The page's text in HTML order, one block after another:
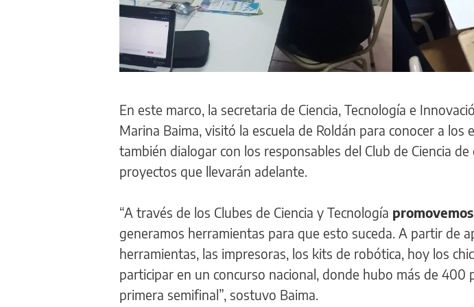
En este marco, la secretaria de Ciencia, Tecnología e
Marina Baima, visitó la escuela de Roldán para conocer a los
también dialogar con los responsables del Club de Ciencia
proyectos que llevarán adelante.
“A través de los Clubes de Ciencia y Tecnología
generamos herramientas para que esto suceda. A partir de
herramientas, las impresoras, los kits de robótica, hoy los
participar en un concurso nacional, donde hubo más de 400
primera semifinal”, sostuvo Baima.